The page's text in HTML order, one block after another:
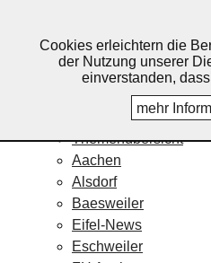
Home
Veranstaltungskalender
Themenübersicht
Aachen
Alsdorf
Baesweiler
Eifel-News
Eschweiler
Cookies erleichtern die
der Nutzung unserer
einverstanden,
mehr